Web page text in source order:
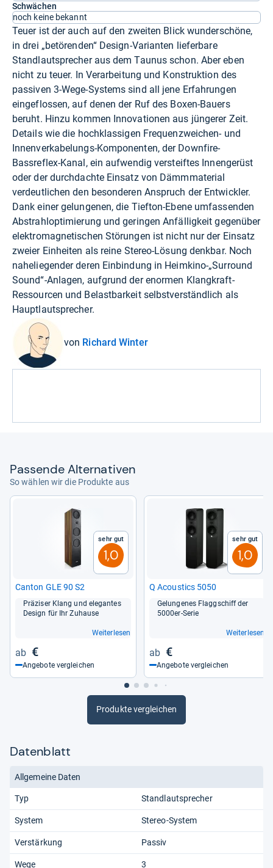
Schwächen
noch keine bekannt
Teuer ist der auch auf den zweiten Blick wunderschöne,
in drei „betörenden“ Design-Varianten lieferbare
Standlautsprecher aus dem Taunus schon. Aber eben
nicht zu teuer. In Verarbeitung und Konstruktion des
passiven 3-Wege-Systems sind all jene Erfahrungen
eingeflossen, auf denen der Ruf des Boxen-Bauers
beruht. Hinzu kommen Innovationen aus jüngerer Zeit.
Details wie die hochklassigen Frequenzweichen- und
Innenverkabelungs-Komponenten, der Downfire-
Bassreflex-Kanal, ein aufwendig versteiftes Innengerüst
oder der durchdachte Einsatz von Dämmmaterial
verdeutlichen den besonderen Anspruch der Entwickler.
Dank einer gelungenen, die Tiefton-Ebene umfassenden
Abstrahloptimierung und geringen Anfälligkeit gegenüber
elektromagnetischen Störungen ist nicht nur der Einsatz
zweier Einheiten als reine Stereo-Lösung denkbar. Noch
naheliegender deren Einbindung in Heimkino-„Surround
Sound“-Anlagen, aufgrund der enormen Klangkraft-
Ressourcen und Belastbarkeit selbstverständlich als
Hauptlautsprecher.
von Richard Winter
Pas­sende Alter­na­ti­ven
So wählen wir die Produkte aus
Sehr gut
1,0
Can­ton GLE 90 S2
Prä­zi­ser Klang und ele­gan­tes
Design für Ihr Zuhause
Weiterlesen
€
Angebote vergleichen
Sehr gut
1,0
Q Acou­stics 5050
Gelun­ge­nes Flagg­schiff der
5000er-​Serie
Weiterlesen
€
Angebote vergleichen
Produkte vergleichen
Datenblatt
Allgemeine Daten
Typ Standlautsprecher
System Stereo-System
Verstärkung Passiv
Wege 3